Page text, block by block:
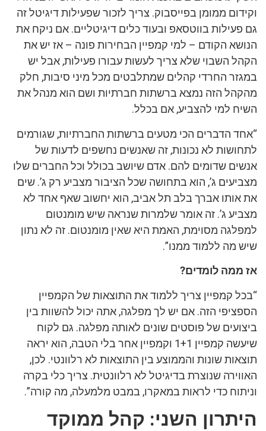
וקידום ממומן בפייסבוק. צריך לזכור שפעילות דיגיטל זה
גם פעילות בווטסאפ ובעוד כלים דיגיטליים. אם ניקח את
הנושא הקודם – למי קמפיין הבחירות פונה – אז יש את
הקהל השבוי שלא צריך לעשות עבורו פעילות, אבל יש
במגזר החרדי קהלים שמתלבטים מכל מיני סיבות, חלק
מהקהל הזה נמצא ברשתות חברתיות ושם הוא מנהל את
השיח למי להצביע, אם בכלל.
“אחד הדברים הכי מטעים ברשתות החברתיות, שגורמים
לתחושות לא נכונות, זה שאנשים נחשפים לדעות של
אנשים שדומים להם. אדם שיושב בכולל וכל החברים שלו
מצביעים ג’, הוא בתחושה שכל הציבור מצביע רק ג’. שים
את אותו אברך בלב תל אביב, הוא יחשוב שאף אחד לא
מצביע ג’. זה אומר שלמרות שנראה שיש מומנטום
למפלגה מסוימת, האמת היא שאין מומנטום. זה לא נתון
שיש מה ללמוד ממנו”.
אז ממה לומדים?
“בכל קמפיין צריך ללמוד את התוצאות של הקמפיין
הספציפי הזה. אם יש לך מפלגה, אתה יכול להשוות בין
ביצועים של פוסטים שונים לאותה מפלגה. גם לקוח
שיעשה קמפיין 1+1 וקמפיין אחר בלי הטבה, הוא יראה
תוצאות שונות והממוצע בין התוצאות לא רלוונטי. לכן,
האווירה שנוצרת בדיגיטל לא רלוונטית. צריך כלי בקרה
וניתוח כדי לראות במאקרו, במבט מלמעלה, מה קורה”.
היתרון השני: קהל ממוקד